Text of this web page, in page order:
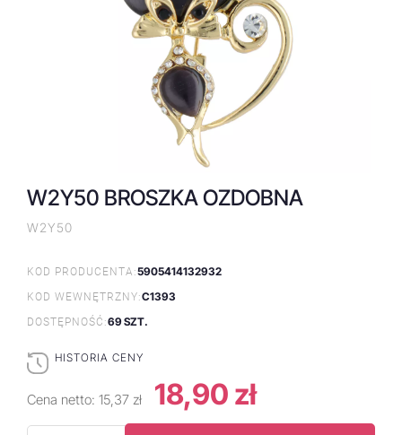
W2Y50 BROSZKA OZDOBNA
W2Y50
KOD PRODUCENTA:5905414132932
KOD WEWNĘTRZNY:C1393
DOSTĘPNOŚĆ:69 SZT.
HISTORIA CENY
Cena netto: 15,37 zł 18,90 zł